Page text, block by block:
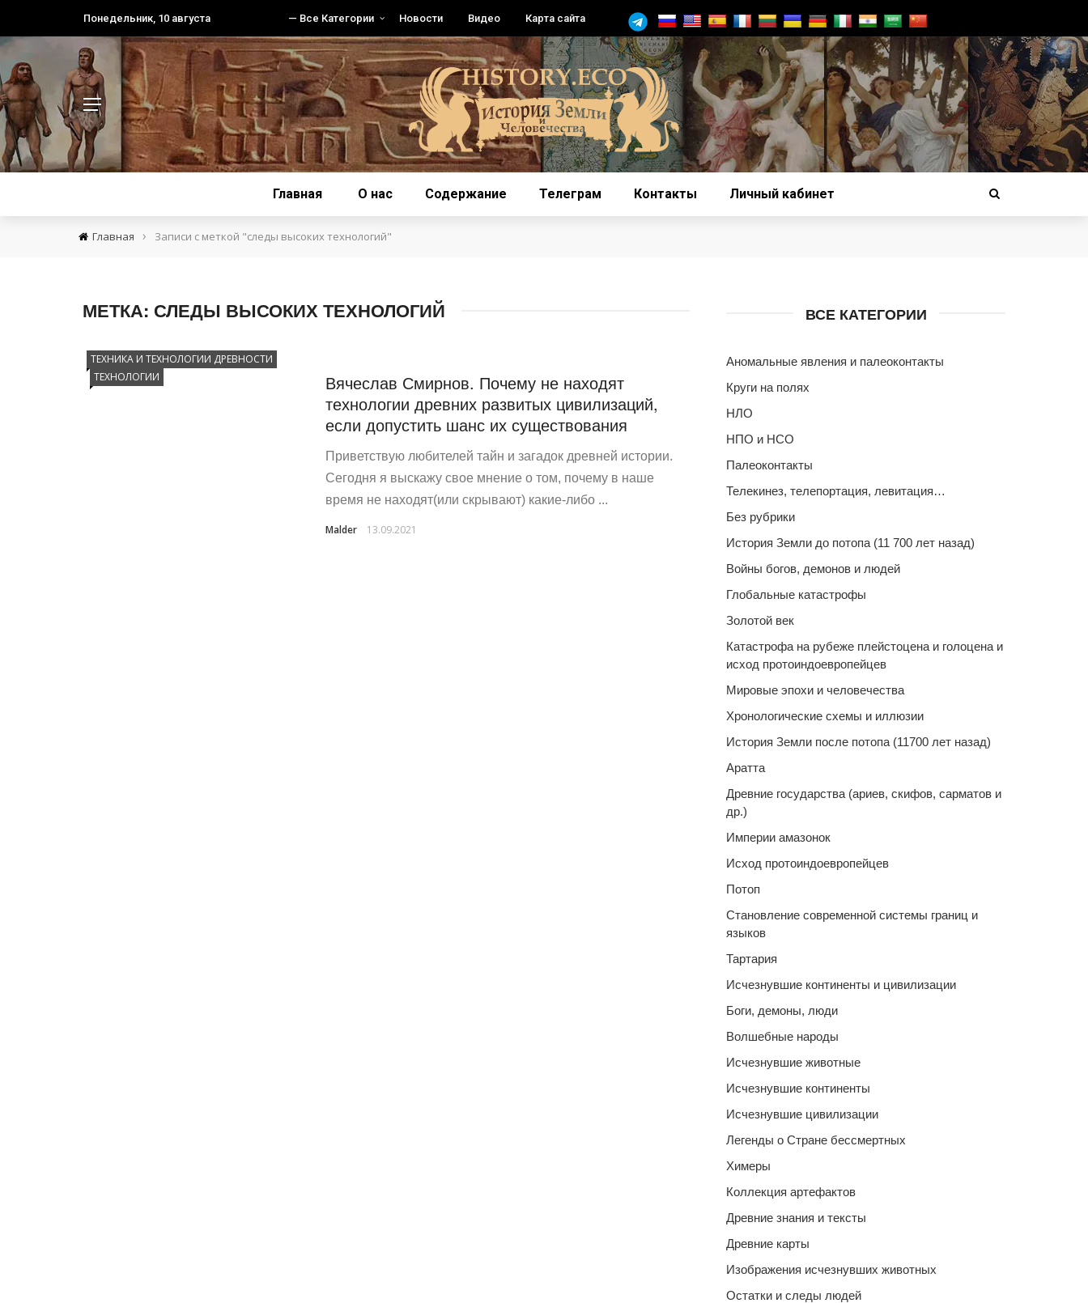
Понедельник, 10 августа — Все Категории Новости Видео Карта сайта
Главная О нас Содержание Телеграм Контакты Личный кабинет
Главная › Записи с меткой "следы высоких технологий"
МЕТКА: СЛЕДЫ ВЫСОКИХ ТЕХНОЛОГИЙ
ТЕХНИКА И ТЕХНОЛОГИИ ДРЕВНОСТИ
ТЕХНОЛОГИИ
Вячеслав Смирнов. Почему не находят
технологии древних развитых цивилизаций,
если допустить шанс их существования
Приветствую любителей тайн и загадок древней истории.
Сегодня я выскажу свое мнение о том, почему в наше
время не находят(или скрывают) какие-либо ...
Malder 13.09.2021
ВСЕ КАТЕГОРИИ
Аномальные явления и палеоконтакты
Круги на полях
НЛО
НПО и НСО
Палеоконтакты
Телекинез, телепортация, левитация…
Без рубрики
История Земли до потопа (11 700 лет назад)
Войны богов, демонов и людей
Глобальные катастрофы
Золотой век
Катастрофа на рубеже плейстоцена и голоцена и
исход протоиндоевропейцев
Мировые эпохи и человечества
Хронологические схемы и иллюзии
История Земли после потопа (11700 лет назад)
Аратта
Древние государства (ариев, скифов, сарматов и
др.)
Империи амазонок
Исход протоиндоевропейцев
Потоп
Становление современной системы границ и
языков
Тартария
Исчезнувшие континенты и цивилизации
Боги, демоны, люди
Волшебные народы
Исчезнувшие животные
Исчезнувшие континенты
Исчезнувшие цивилизации
Легенды о Стране бессмертных
Химеры
Коллекция артефактов
Древние знания и тексты
Древние карты
Изображения исчезнувших животных
Остатки и следы людей